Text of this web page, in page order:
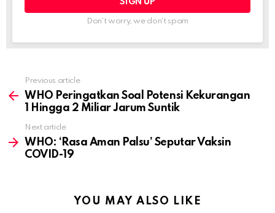
Don't worry, we don't spam
more
Previous article
WHO Peringatkan Soal Potensi Kekurangan
1 Hingga 2 Miliar Jarum Suntik
Next article
WHO: ‘Rasa Aman Palsu’ Seputar Vaksin
COVID-19
YOU MAY ALSO LIKE